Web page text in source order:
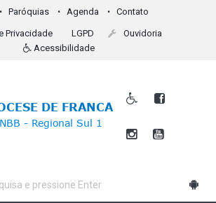
Paróquias Agenda Contato
Privacidade LGPD
Ouvidoria
Acessibilidade